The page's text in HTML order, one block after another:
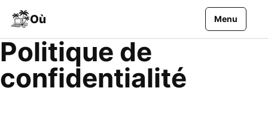
Où Menu
Politique de
confidentialité